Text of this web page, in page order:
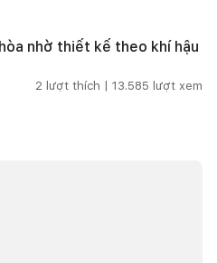
nhờ thiết kế theo khí hậu
2 lượt thích | 13.585 lượt xem